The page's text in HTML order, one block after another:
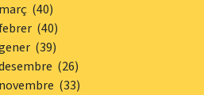
(40)
(40)
(39)
(26)
(33)